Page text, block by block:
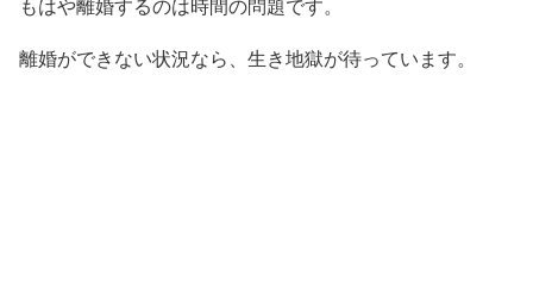
もはや離婚するのは時間の問題です。
離婚ができない状況なら、生き地獄が待っています。